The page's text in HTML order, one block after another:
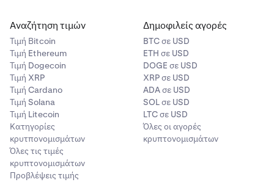
Αναζήτηση τιμών
Τιμή Βitcoin
Τιμή Ethereum
Τιμή Dogecoin
Τιμή XRP
Τιμή Cardano
Τιμή Solana
Τιμή Litecoin
Κατηγορίες
κρυτπονομισμάτων
Όλες τις τιμές
κρυπτονομισμάτων
Προβλέψεις τιμής
Δημοφιλείς αγορές
BTC σε USD
ETH σε USD
DOGE σε USD
XRP σε USD
ADA σε USD
SOL σε USD
LTC σε USD
Όλες οι αγορές
κρυπτονομισμάτων